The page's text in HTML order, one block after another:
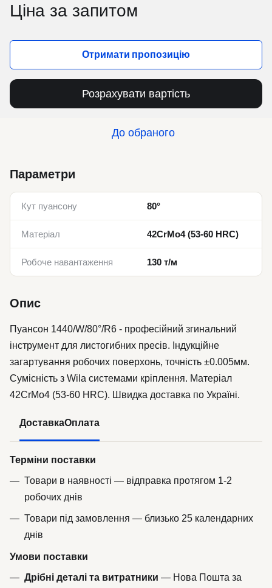
Ціна за запитом
Отримати пропозицію
Розрахувати вартість
До обраного
Параметри
Кут пуансону 80°
Матеріал 42CrMo4 (53-60 HRC)
Робоче навантаження 130 т/м
Опис
Пуансон 1440/W/80°/R6 - професійний згинальний
інструмент для листогибних пресів. Індукційне
загартування робочих поверхонь, точність ±0.005мм.
Сумісність з Wila системами кріплення. Матеріал
42CrMo4 (53-60 HRC). Швидка доставка по Україні.
ДоставкаОплата
Терміни поставки
Товари в наявності — відправка протягом 1-2
робочих днів
Товари під замовлення — близько 25 календарних
днів
Умови поставки
Дрібні деталі та витратники — Нова Пошта за